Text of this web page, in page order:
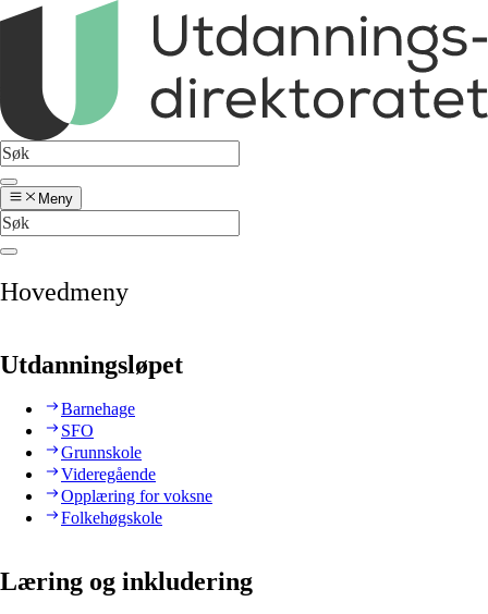
Meny
Hovedmeny
Utdanningsløpet
Barnehage
SFO
Grunnskole
Videregående
Opplæring for voksne
Folkehøgskole
Læring og inkludering